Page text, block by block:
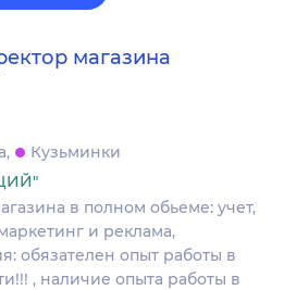
магазина
Кузьминки
в полном обьеме: учет,
и реклама,
обязателен опыт работы в
, наличие опыта работы в